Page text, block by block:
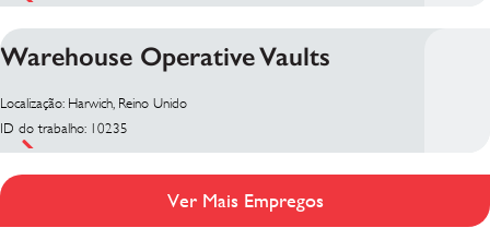
Warehouse Operative Vaults
Localização: Harwich, Reino Unido
ID do trabalho: 10235
Ver Mais Empregos